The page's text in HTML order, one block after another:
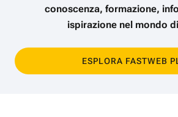
conoscenza, formazione,
ispirazione nel mondo
ESPLORA FASTWEB